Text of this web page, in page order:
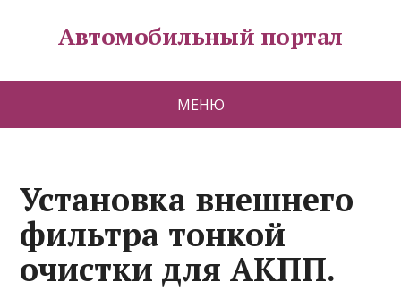
Автомобильный портал
МЕНЮ
Установка внешнего
фильтра тонкой
очистки для АКПП.